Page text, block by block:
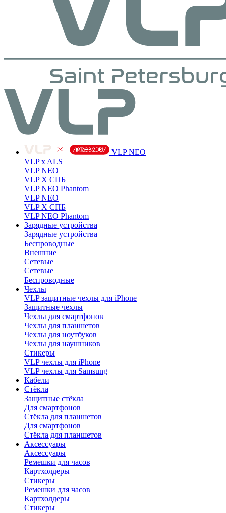
VLP NEO
VLP x ALS
VLP NEO
VLP X СПБ
VLP NEO Phantom
VLP NEO
VLP X СПБ
VLP NEO Phantom
Зарядные устройства
Зарядные устройства
Беспроводные
Внешние
Сетевые
Сетевые
Беспроводные
Чехлы
VLP защитные чехлы для iPhone
Защитные чехлы
Чехлы для смартфонов
Чехлы для планшетов
Чехлы для ноутбуков
Чехлы для наушников
Стикеры
VLP чехлы для iPhone
VLP чехлы для Samsung
Кабели
Стёкла
Защитные стёкла
Для смартфонов
Стёкла для планшетов
Для смартфонов
Стёкла для планшетов
Аксессуары
Аксессуары
Ремешки для часов
Картхолдеры
Стикеры
Ремешки для часов
Картхолдеры
Стикеры